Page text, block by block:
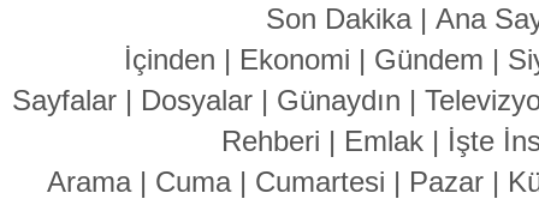
Son Dakika| Ana
İçinden | Ekonomi | Gündem |
Sayfalar | Dosyalar | Günaydın |
Rehberi | Emlak| İşte
Arama| Cuma| Cumartesi | Pazar |